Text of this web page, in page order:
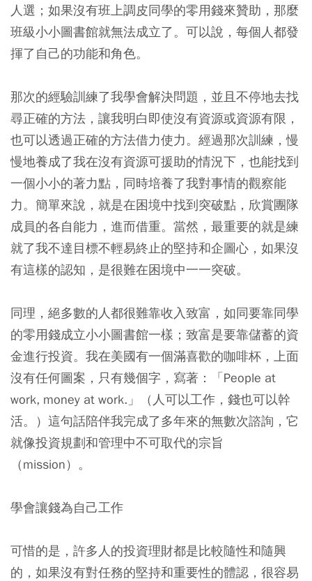
人選；如果沒有班上調皮同學的零用錢來贊助，那麼
班級小小圖書館就無法成立了。可以說，每個人都發
揮了自己的功能和角色。
那次的經驗訓練了我學會解決問題，並且不停地去找
尋正確的方法，讓我明白即使沒有資源或資源有限，
也可以透過正確的方法借力使力。經過那次訓練，慢
慢地養成了我在沒有資源可援助的情況下，也能找到
一個小小的著力點，同時培養了我對事情的觀察能
力。簡單來說，就是在困境中找到突破點，欣賞團隊
成員的各自能力，進而借重。當然，最重要的就是練
就了我不達目標不輕易終止的堅持和企圖心，如果沒
有這樣的認知，是很難在困境中一一突破。
同理，絕多數的人都很難靠收入致富，如同要靠同學
的零用錢成立小小圖書館一樣；致富是要靠儲蓄的資
金進行投資。我在美國有一個滿喜歡的咖啡杯，上面
沒有任何圖案，只有幾個字，寫著：「People at
work, money at work.」（人可以工作，錢也可以幹
活。）這句話陪伴我完成了多年來的無數次諮詢，它
就像投資規劃和管理中不可取代的宗旨
（mission）。
學會讓錢為自己工作
可惜的是，許多人的投資理財都是比較隨性和隨興
的，如果沒有對任務的堅持和重要性的體認，很容易